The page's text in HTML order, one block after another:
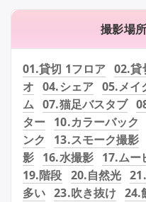
撮影場
01.貸切 1フロア 02.貸
オ
04.シェア 05.メイ
ム 07.猫足バスタブ
ター 10.カラーバック
ンク
13.スモーク撮影
影 16.水撮影 17.ムー
19.階段 20.自然光
多い 23.吹き抜け 24.